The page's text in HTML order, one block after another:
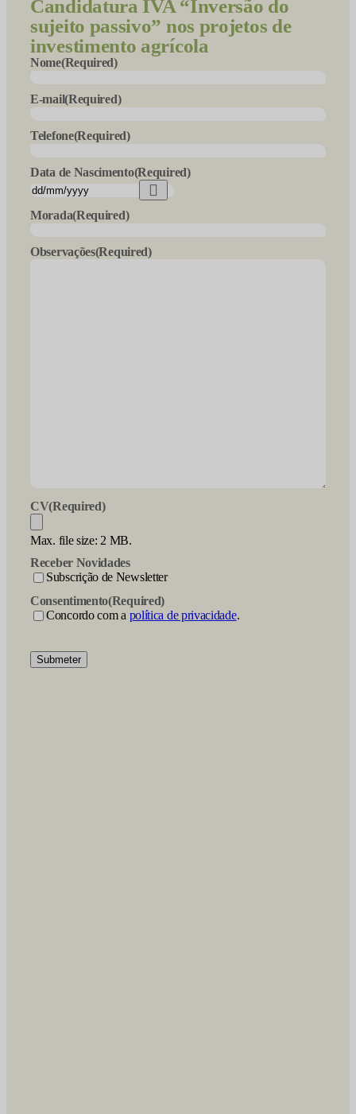
Candidatura IVA “Inversão do
sujeito passivo” nos projetos de
investimento agrícola
Nome(Required)
E-mail(Required)
Telefone(Required)
Data de Nascimento(Required)
Morada(Required)
Observações(Required)
CV(Required)
Max. file size: 2 MB.
Receber Novidades
Subscrição de Newsletter
Consentimento(Required)
Concordo com a política de privacidade.
Submeter